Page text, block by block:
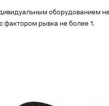
оборудованием
фактором рывка не более 1.